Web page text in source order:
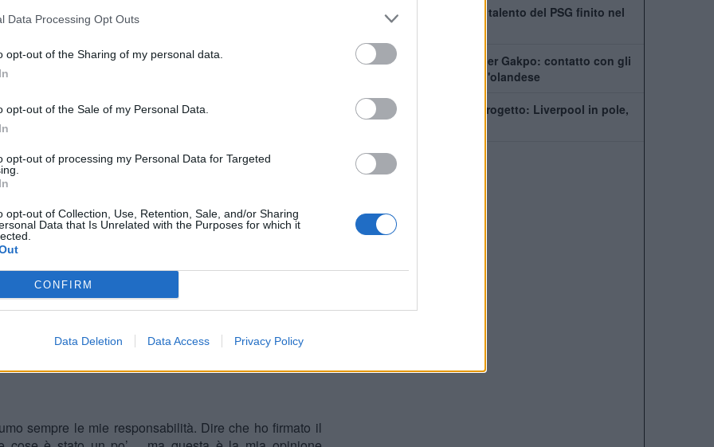
Data Processing Opt Outs
opt-out of the Sharing of my personal data.
opt-out of the Sale of my Personal Data.
opt-out of processing my Personal Data for Targeted
opt-out of Collection, Use, Retention, Sale, and/or Sharing
Data that Is Unrelated with the Purposes for which it
CONFIRM
Data Deletion Data Access Privacy Policy
Rooney
la leadership e il linguaggio del corpo di Van Dijk,
motivato dopo il rinnovo di contratto firmato alla fine
ha evitato l’argomento:
dichiarato il capitano del Liverpool. “Sarebbe positivo
livelli e affrontato momenti difficili, mettessero le cose
con calma:
risposta di Virgil e della squadra è stata fantastica.”
sempre le mie responsabilità. Dire che ho firmato il
Chi è Ibrahim Mbaye, il talento del PSG finito nel
mirino del Liverpool
Tottenham scatenato per Gakpo: contatto con gli
agenti, De Zerbi vuole l'olandese
PSG, Mbaye fuori dal progetto: Liverpool in pole,